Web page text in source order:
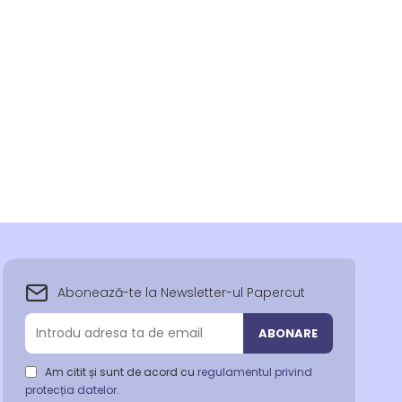
Abonează-te la Newsletter-ul Papercut
Abonează-
te
la
newsletter-
ul
ABONARE
Am citit și sunt de acord cu regulamentul privind
protecția datelor.